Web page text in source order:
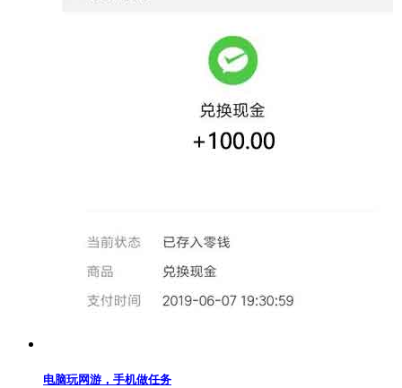
电脑玩网游，手机做任务